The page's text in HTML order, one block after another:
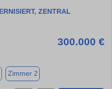
ZENTRAL
300.000 €
Zimmer 2